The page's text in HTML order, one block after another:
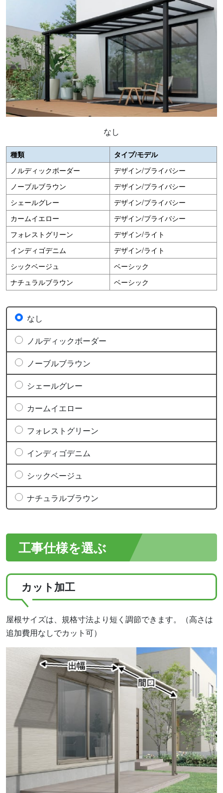
なし
種類
タイプ/モデル
ノルディックボーダー
デザイン/プライバシー
ノーブルブラウン
デザイン/プライバシー
シェールグレー
デザイン/プライバシー
カームイエロー
デザイン/プライバシー
フォレストグリーン
デザイン/ライト
インディゴデニム
デザイン/ライト
シックベージュ
ベーシック
ナチュラルブラウン
ベーシック
なし
ノルディックボーダー
ノーブルブラウン
シェールグレー
カームイエロー
フォレストグリーン
インディゴデニム
シックベージュ
ナチュラルブラウン
工事仕様を選ぶ
カット加工
屋根サイズは、規格寸法より短く調節できます。（高さは
追加費用なしでカット可）